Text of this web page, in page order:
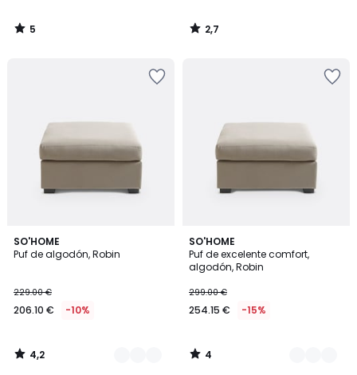
5
/
2,7
/
SO'HOME
Puf de algodón, Robin
229.00 €
206.10 € -10%
4,2
/ 5
5
Colores
4,2
/
SO'HOME
Puf de excelente comfort,
algodón, Robin
299.00 €
254.15 € -15%
4
/
5
5
Colores
4
/